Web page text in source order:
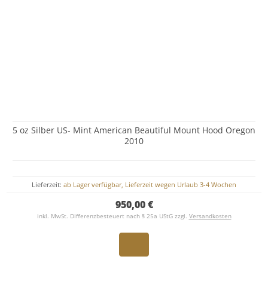
5 oz Silber US- Mint American Beautiful Mount Hood Oregon
2010
Lieferzeit: ab Lager verfügbar, Lieferzeit wegen Urlaub 3-4 Wochen
950,00 €
inkl. MwSt. Differenzbesteuert nach § 25a UStG zzgl. Versandkosten